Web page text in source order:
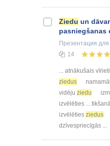
Ziedu un
pasniegšanas
Презентация
14
... atnākušais
ziedus
vidēju ziedu
izvēlēties ...
izvēlēties ziedus
dzīvespriecīgās ...